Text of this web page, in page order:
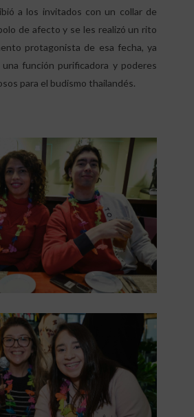
a los invitados con un collar de
de afecto y se les realizó un rito
protagonista de esa fecha, ya
función purificadora y poderes
para el budismo thailandés.